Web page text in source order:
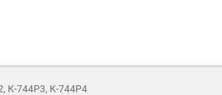
К-744Р3, К-744Р4